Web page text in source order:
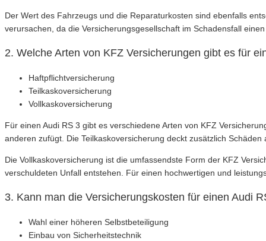
Der Wert des Fahrzeugs und die Reparaturkosten sind ebenfalls
verursachen, da die Versicherungsgesellschaft im Schadensfall
2. Welche Arten von KFZ Versicherungen gibt es für
Haftpflichtversicherung
Teilkaskoversicherung
Vollkaskoversicherung
Für einen Audi RS 3 gibt es verschiedene Arten von KFZ
anderen zufügt. Die Teilkaskoversicherung deckt zusätzlich
Die Vollkaskoversicherung ist die umfassendste Form der KFZ
verschuldeten Unfall entstehen. Für einen hochwertigen und
3. Kann man die Versicherungskosten für einen Audi
Wahl einer höheren Selbstbeteiligung
Einbau von Sicherheitstechnik